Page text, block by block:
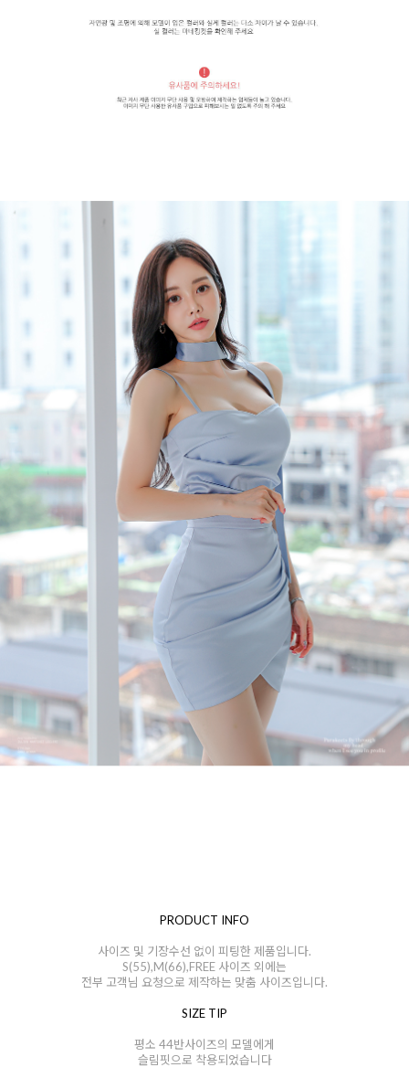
PRODUCT INFO
사이즈 및 기장수선 없이 피팅한 제품입니다.
S(55),M(66),FREE 사이즈 외에는
전부 고객님 요청으로 제작하는 맞춤 사이즈입니다.
SIZE TIP
평소 44반사이즈의 모델에게
슬림핏으로 착용되었습니다